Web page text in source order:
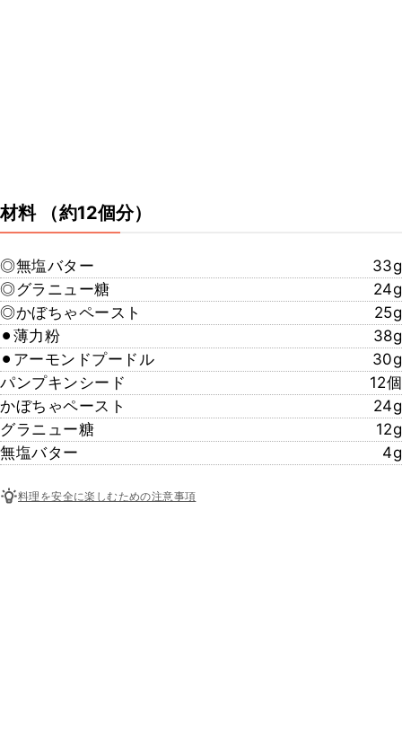
材料 （約12個分）
◎無塩バター
33g
◎グラニュー糖
24g
◎かぼちゃペースト
25g
⚫︎薄力粉
38g
⚫︎アーモンドプードル
30g
パンプキンシード
12個
かぼちゃペースト
24g
グラニュー糖
12g
無塩バター
4g
料理を安全に楽しむための注意事項